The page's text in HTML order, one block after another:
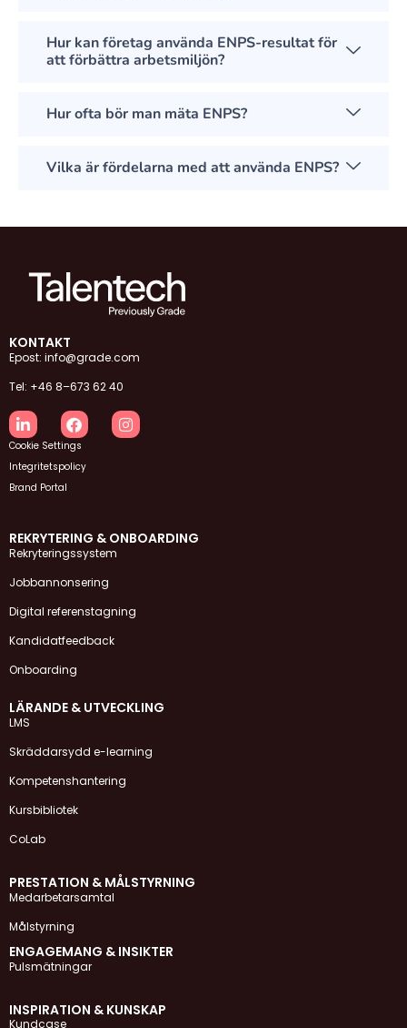
Hur kan företag använda ENPS-resultat för
att förbättra arbetsmiljön?
Hur ofta bör man mäta ENPS?
Vilka är fördelarna med att använda ENPS?
KONTAKT
Epost: info@grade.com
Tel: +46 8–673 62 40
Cookie Settings
Integritetspolicy
Brand Portal
REKRYTERING & ONBOARDING
Rekryteringssystem
Jobbannonsering
Digital referenstagning
Kandidatfeedback
Onboarding
LÄRANDE & UTVECKLING
LMS
Skräddarsydd e-learning
Kompetenshantering
Kursbibliotek
CoLab
PRESTATION & MÅLSTYRNING
Medarbetarsamtal
Målstyrning
ENGAGEMANG & INSIKTER
Pulsmätningar
INSPIRATION & KUNSKAP
Kundcase